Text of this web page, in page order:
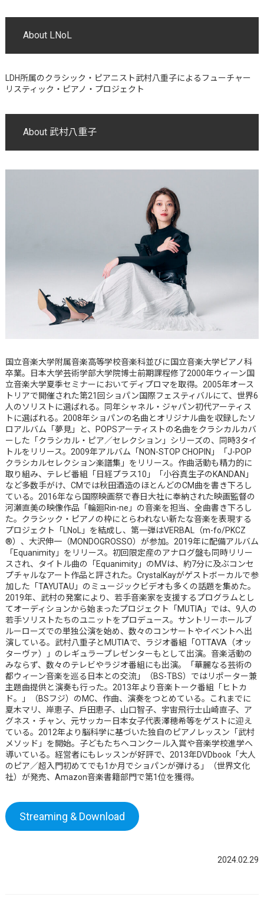
About LNoL
LDH所属のクラシック・ピアニスト武村八重子によるフューチャー
リスティック・ピアノ・プロジェクト
About 武村八重子
国立音楽大学附属音楽高等学校音楽科並びに国立音楽大学ピアノ科
卒業。日本大学芸術学部大学院博士前期課程修了2000年ウィーン国
立音楽大学夏季セミナーにおいてディプロマを取得。2005年オース
トリアで開催された第21回ショパン国際フェスティバルにて、世界6
人のソリストに選ばれる。同年シャネル・ジャパン初代アーティス
トに選ばれる。2008年ショパンの名曲とオリジナル曲を収録したソ
ロアルバム「夢見」と、POPSアーティストの名曲をクラシカルカバ
ーした「クラシカル・ピア／セレクション」シリーズの、同時3タイ
トルをリリース。2009年アルバム「NON-STOP CHOPIN」「J-POP
クラシカルセレクション楽譜集」をリリース。作曲活動も精力的に
取り組み、テレビ番組「日経プラス10」「小谷真生子のKANDAN」
など多数手がけ、CMでは秋田酒造のほとんどのCM曲を書き下ろし
ている。2016年なら国際映画祭で春日大社に奉納された映画監督の
河瀬直美の映像作品「輪廻Rin-ne」の音楽を担当、全曲書き下ろし
た。クラシック・ピアノの枠にとらわれない新たな音楽を表現する
プロジェクト「LNoL」を結成し、第一弾はVERBAL（m-fo/PKCZ
®）、大沢伸一（MONDOGROSSO）が参加。2019年に配備アルバム
「Equanimity」をリリース。初回限定産のアナログ盤も同時リリー
スされ、タイトル曲の「Equanimity」のMVは、約7分に及ぶコンセ
プチャルなアート作品と評された。CrystalKayがゲストボーカルで参
加した「TAYUTAU」のミュージックビデオも多くの話題を集めた。
2019年、武村の発案により、若手音楽家を支援するプログラムとし
てオーディションから始まったプロジェクト「MUTIA」では、9人の
若手ソリストたちのユニットをプロデュース。サントリーホールブ
ルーローズでの単独公演を始め、数々のコンサートやイベントへ出
演している。武村八重子とMUTIAで、ラジオ番組「OTTAVA（オッ
ターヴァ）」のレギュラープレゼンターもとして出演。音楽活動の
みならず、数々のテレビやラジオ番組にも出演。「華麗なる芸術の
都ウィーン音楽を巡る日本との交流」（BS-TBS）ではリポーター兼
主題曲提供と演奏も行った。2013年より音楽トーク番組「ヒトカ
ド。」（BSフジ）のMC、作曲、演奏をつとめている。これまでに
夏木マリ、岸恵子、戶田恵子、山口智子、宇宙飛行士山崎直子、ア
グネス・チャン、元サッカー日本女子代表澤穂希等をゲストに迎え
ている。2012年より脳科学に基づいた独自のピアノレッスン「武村
メソッド」を開始。子どもたちへコンクール入賞や音楽学校進学へ
導いている。経営者にもレッスンが好評で、2013年DVDbook「大人
のピア／超入門初めてでも1か月でショパンが弾ける」（世界文化
社）が発売、Amazon音楽書籍部門で第1位を獲得。
Streaming & Download
2024.02.29